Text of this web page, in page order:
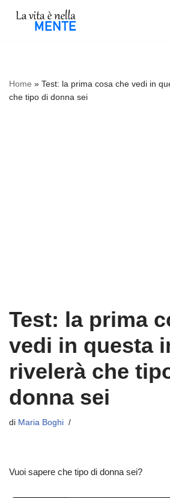
Home » Test: la prima cosa che vedi in
che tipo di donna sei
Test: la prima
vedi in questa
rivelerà che
donna sei
di Maria Boghi
Vuoi sapere che tipo di donna sei?